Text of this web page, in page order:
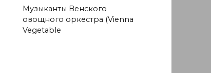
Музыканты Венского
овощного оркестра (Vienna
Vegetable